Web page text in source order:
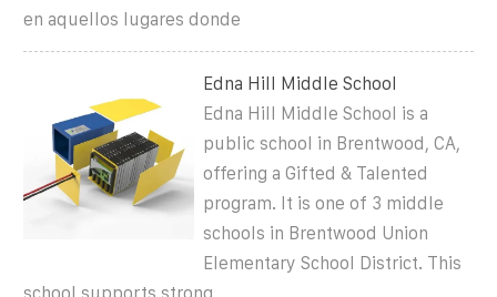
en aquellos lugares donde
Edna Hill Middle School
Edna Hill Middle School is a
public school in Brentwood, CA,
offering a Gifted & Talented
program. It is one of 3 middle
schools in Brentwood Union
Elementary School District. This
school supports strong